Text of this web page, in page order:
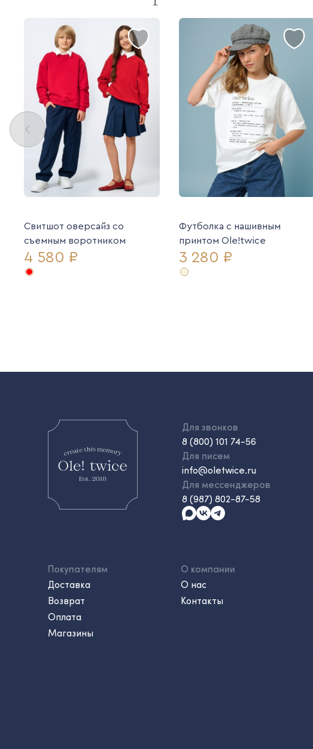
Свитшот оверсайз со
съемным воротником
4 580 ₽
Футболка с нашивным
принтом Ole!twice
3 280 ₽
Для звонков
8 (800) 101 74-56
Для писем
info@oletwice.ru
Для мессенджеров
8 (987) 802-87-58
Покупателям
Доставка
Возврат
Оплата
Магазины
О компании
О нас
Контакты